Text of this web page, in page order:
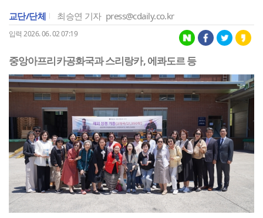
교단/단체 최승연 기자 press@cdaily.co.kr
입력 2026. 06. 02 07:19
중앙아프리카공화국과 스리랑카, 에콰도르 등